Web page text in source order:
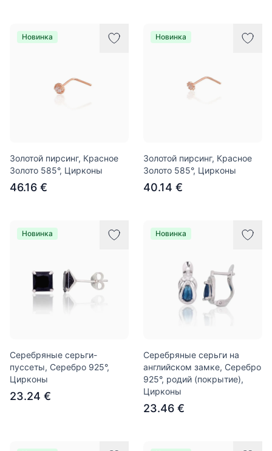
Новинка
Золотой пирсинг, Красное
Золото 585°, Цирконы
46.16 €
Новинка
Золотой пирсинг, Красное
Золото 585°, Цирконы
40.14 €
Новинка
Серебряные серьги-
пуссеты, Серебро 925°,
Цирконы
23.24 €
Новинка
Серебряные серьги на
английском замке, Серебро
925°, родий (покрытие),
Цирконы
23.46 €